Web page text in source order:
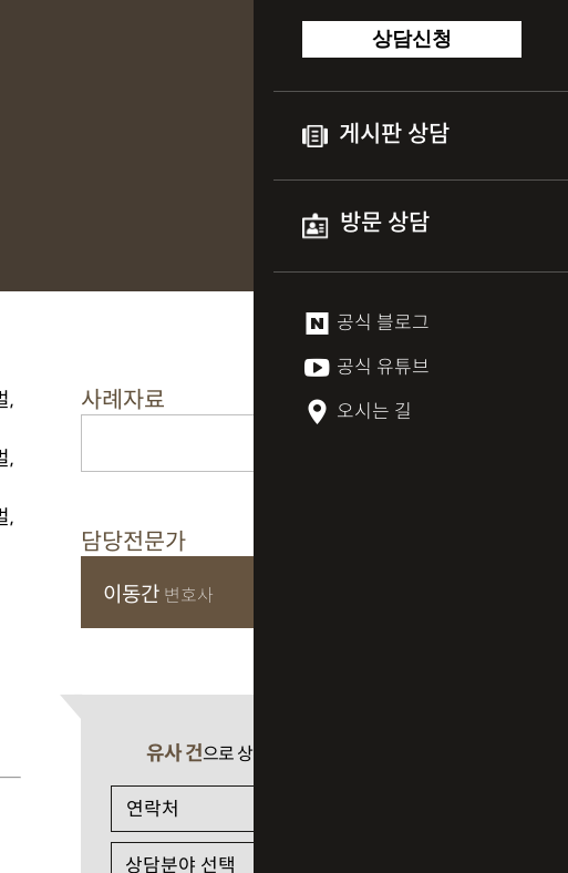
상담신청
게시판 상담
방문 상담
공식 블로그
공식 유튜브
오시는 길
사례자료
담당전문가
이동간 변호사
유사 건으로 상담 필요 시